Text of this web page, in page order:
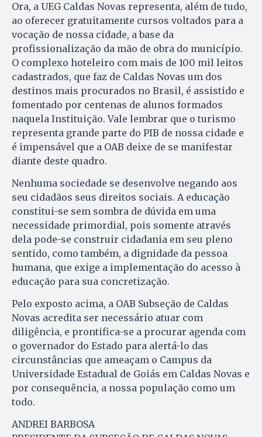
Ora, a UEG Caldas Novas representa, além de tudo,
ao oferecer gratuitamente cursos voltados para a
vocação de nossa cidade, a base da
profissionalização da mão de obra do município.
O complexo hoteleiro com mais de 100 mil leitos
cadastrados, que faz de Caldas Novas um dos
destinos mais procurados no Brasil, é assistido e
fomentado por centenas de alunos formados
naquela Instituição. Vale lembrar que o turismo
representa grande parte do PIB de nossa cidade e
é impensável que a OAB deixe de se manifestar
diante deste quadro.
Nenhuma sociedade se desenvolve negando aos
seu cidadãos seus direitos sociais. A educação
constitui-se sem sombra de dúvida em uma
necessidade primordial, pois somente através
dela pode-se construir cidadania em seu pleno
sentido, como também, a dignidade da pessoa
humana, que exige a implementação do acesso à
educação para sua concretização.
Pelo exposto acima, a OAB Subseção de Caldas
Novas acredita ser necessário atuar com
diligência, e prontifica-se a procurar agenda com
o governador do Estado para alertá-lo das
circunstâncias que ameaçam o Campus da
Universidade Estadual de Goiás em Caldas Novas e
por consequência, a nossa população como um
todo.
ANDREI BARBOSA